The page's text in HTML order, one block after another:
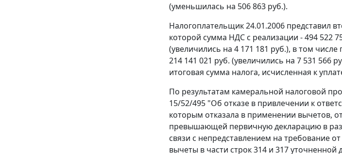
(уменьшилась на 506 863 руб.).
Налогоплательщик 24.01.2006 представил
которой сумма НДС с реализации - 494 522
(увеличились на 4 171 181 руб.), в том числе
214 141 021 руб. (увеличились на 7 531 566
итоговая сумма налога, исчисленная к
По результатам камеральной налоговой
15/52/495 "Об отказе в привлечении к
которым отказала в применении вычетов,
превышающей первичную декларацию в
связи с непредставлением на требование
вычеты в части строк 314 и 317 уточненной